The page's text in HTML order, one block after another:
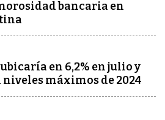
bancaria en
en 6,2% en julio y
máximos de 2024